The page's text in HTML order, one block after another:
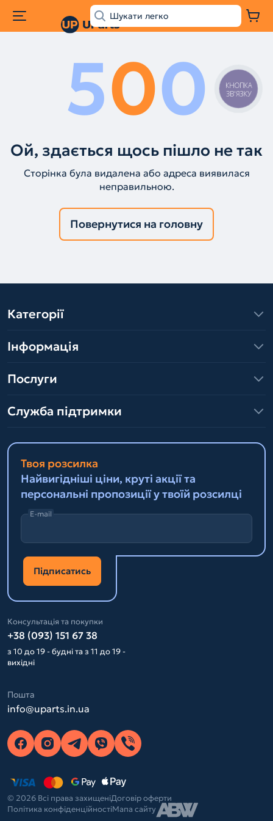
500
Ой, здається щось пішло не так
Сторінка була видалена або адреса виявилася
неправильною.
Повернутися на головну
Категорії
Інформація
Послуги
Служба підтримки
Твоя розсилка
Найвигідніші ціни, круті акції та
персональні пропозиції у твоїй розсилці
E-mail
Підписатись
Консультація та покупки
+38 (093) 151 67 38
з 10 до 19 - будні та з 11 до 19 -
вихідні
Пошта
info@uparts.in.ua
© 2026 Всі права захищеніДоговір оферти
Політика конфіденційностіМапа сайту
КНОПКА
ЗВ'ЯЗКУ